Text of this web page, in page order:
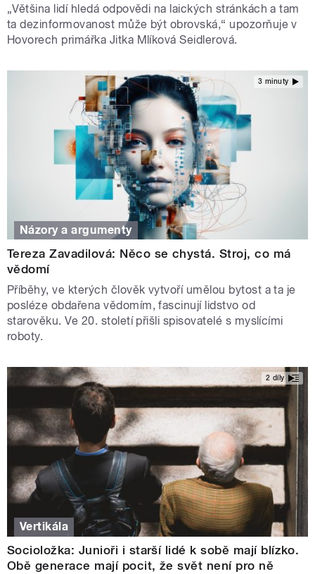
„Většina lidí hledá odpovědi na laických stránkách a tam
ta dezinformovanost může být obrovská,“ upozorňuje v
Hovorech primářka Jitka Mlíková Seidlerová.
3 minuty
Názory a argumenty
Tereza Zavadilová: Něco se chystá. Stroj, co má
vědomí
Příběhy, ve kterých člověk vytvoří umělou bytost a ta je
posléze obdařena vědomím, fascinují lidstvo od
starověku. Ve 20. století přišli spisovatelé s myslícími
roboty.
2 díly
Vertikála
Socioložka: Junioři i starší lidé k sobě mají blízko.
Obě generace mají pocit, že svět není pro ně